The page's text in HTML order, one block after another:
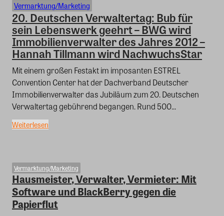
Vermarktung/Marketing
20. Deutschen Verwaltertag: Bub für
sein Lebenswerk geehrt – BWG wird
Immobilienverwalter des Jahres 2012 –
Hannah Tillmann wird NachwuchsStar
Mit einem großen Festakt im imposanten ESTREL
Convention Center hat der Dachverband Deutscher
Immobilienverwalter das Jubiläum zum 20. Deutschen
Verwaltertag gebührend begangen. Rund 500...
Weiterlesen
Vermarktung/Marketing
Hausmeister, Verwalter, Vermieter: Mit
Software und BlackBerry gegen die
Papierflut